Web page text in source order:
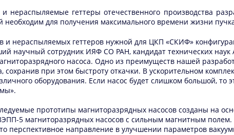
нераспыляемые геттеры отечественного производства
необходим для получения максимального времени жизни
и нераспыляемых геттеров нужной для ЦКП «СКИФ»
научный сотрудник ИЯФ СО РАН, кандидат технических
насоса. Одно из преимуществ нашей
сохранив при этом быстроту откачки. В ускорительном
оборудования. Если насос будет слишком большой,
прототипы магниторазрядных насосов созданы
5 магниторазрядных насосов с сильным магнитным
перспективное направление в улучшении параметров